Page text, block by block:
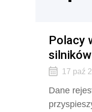
Polacy
17 paź
Dane